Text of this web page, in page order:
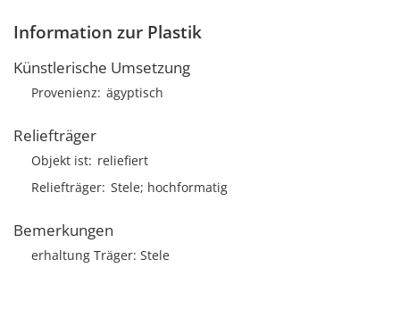
Information zur Plastik
Künstlerische Umsetzung
Provenienz ägyptisch
Reliefträger
Objekt ist reliefiert
Reliefträger Stele; hochformatig
Bemerkungen
erhaltung Träger: Stele